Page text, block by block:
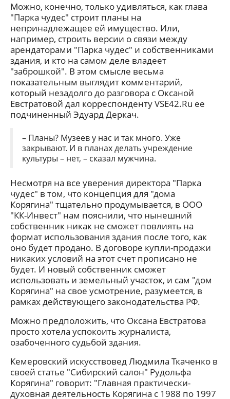
Можно, конечно, только удивляться, как глава
"Парка чудес" строит планы на
непринадлежащее ей имущество. Или,
например, строить версии о связи между
арендаторами "Парка чудес" и собственниками
здания, и кто на самом деле владеет
"заброшкой". В этом смысле весьма
показательным выглядит комментарий,
который незадолго до разговора с Оксаной
Евстратовой дал корреспонденту VSE42.Ru ее
подчиненный Эдуард Деркач.
– Планы? Музеев у нас и так много. Уже
закрывают. И в планах делать учреждение
культуры – нет, – сказал мужчина.
Несмотря на все уверения директора "Парка
чудес" в том, что концепция для "дома
Корягина" тщательно продумывается, в ООО
"КК-Инвест" нам пояснили, что нынешний
собственник никак не сможет повлиять на
формат использования здания после того, как
оно будет продано. В договоре купли-продажи
никаких условий на этот счет прописано не
будет. И новый собственник сможет
использовать и земельный участок, и сам "дом
Корягина" на свое усмотрение, разумеется, в
рамках действующего законодательства РФ.
Можно предположить, что Оксана Евстратова
просто хотела успокоить журналиста,
озабоченного судьбой здания.
Кемеровский искусствовед Людмила Ткаченко в
своей статье "Сибирский салон" Рудольфа
Корягина" говорит: "Главная практически-
духовная деятельность Корягина с 1988 по 1997